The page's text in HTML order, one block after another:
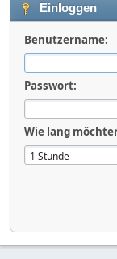
Einloggen
Benutzername:
Passwort:
Wie lang